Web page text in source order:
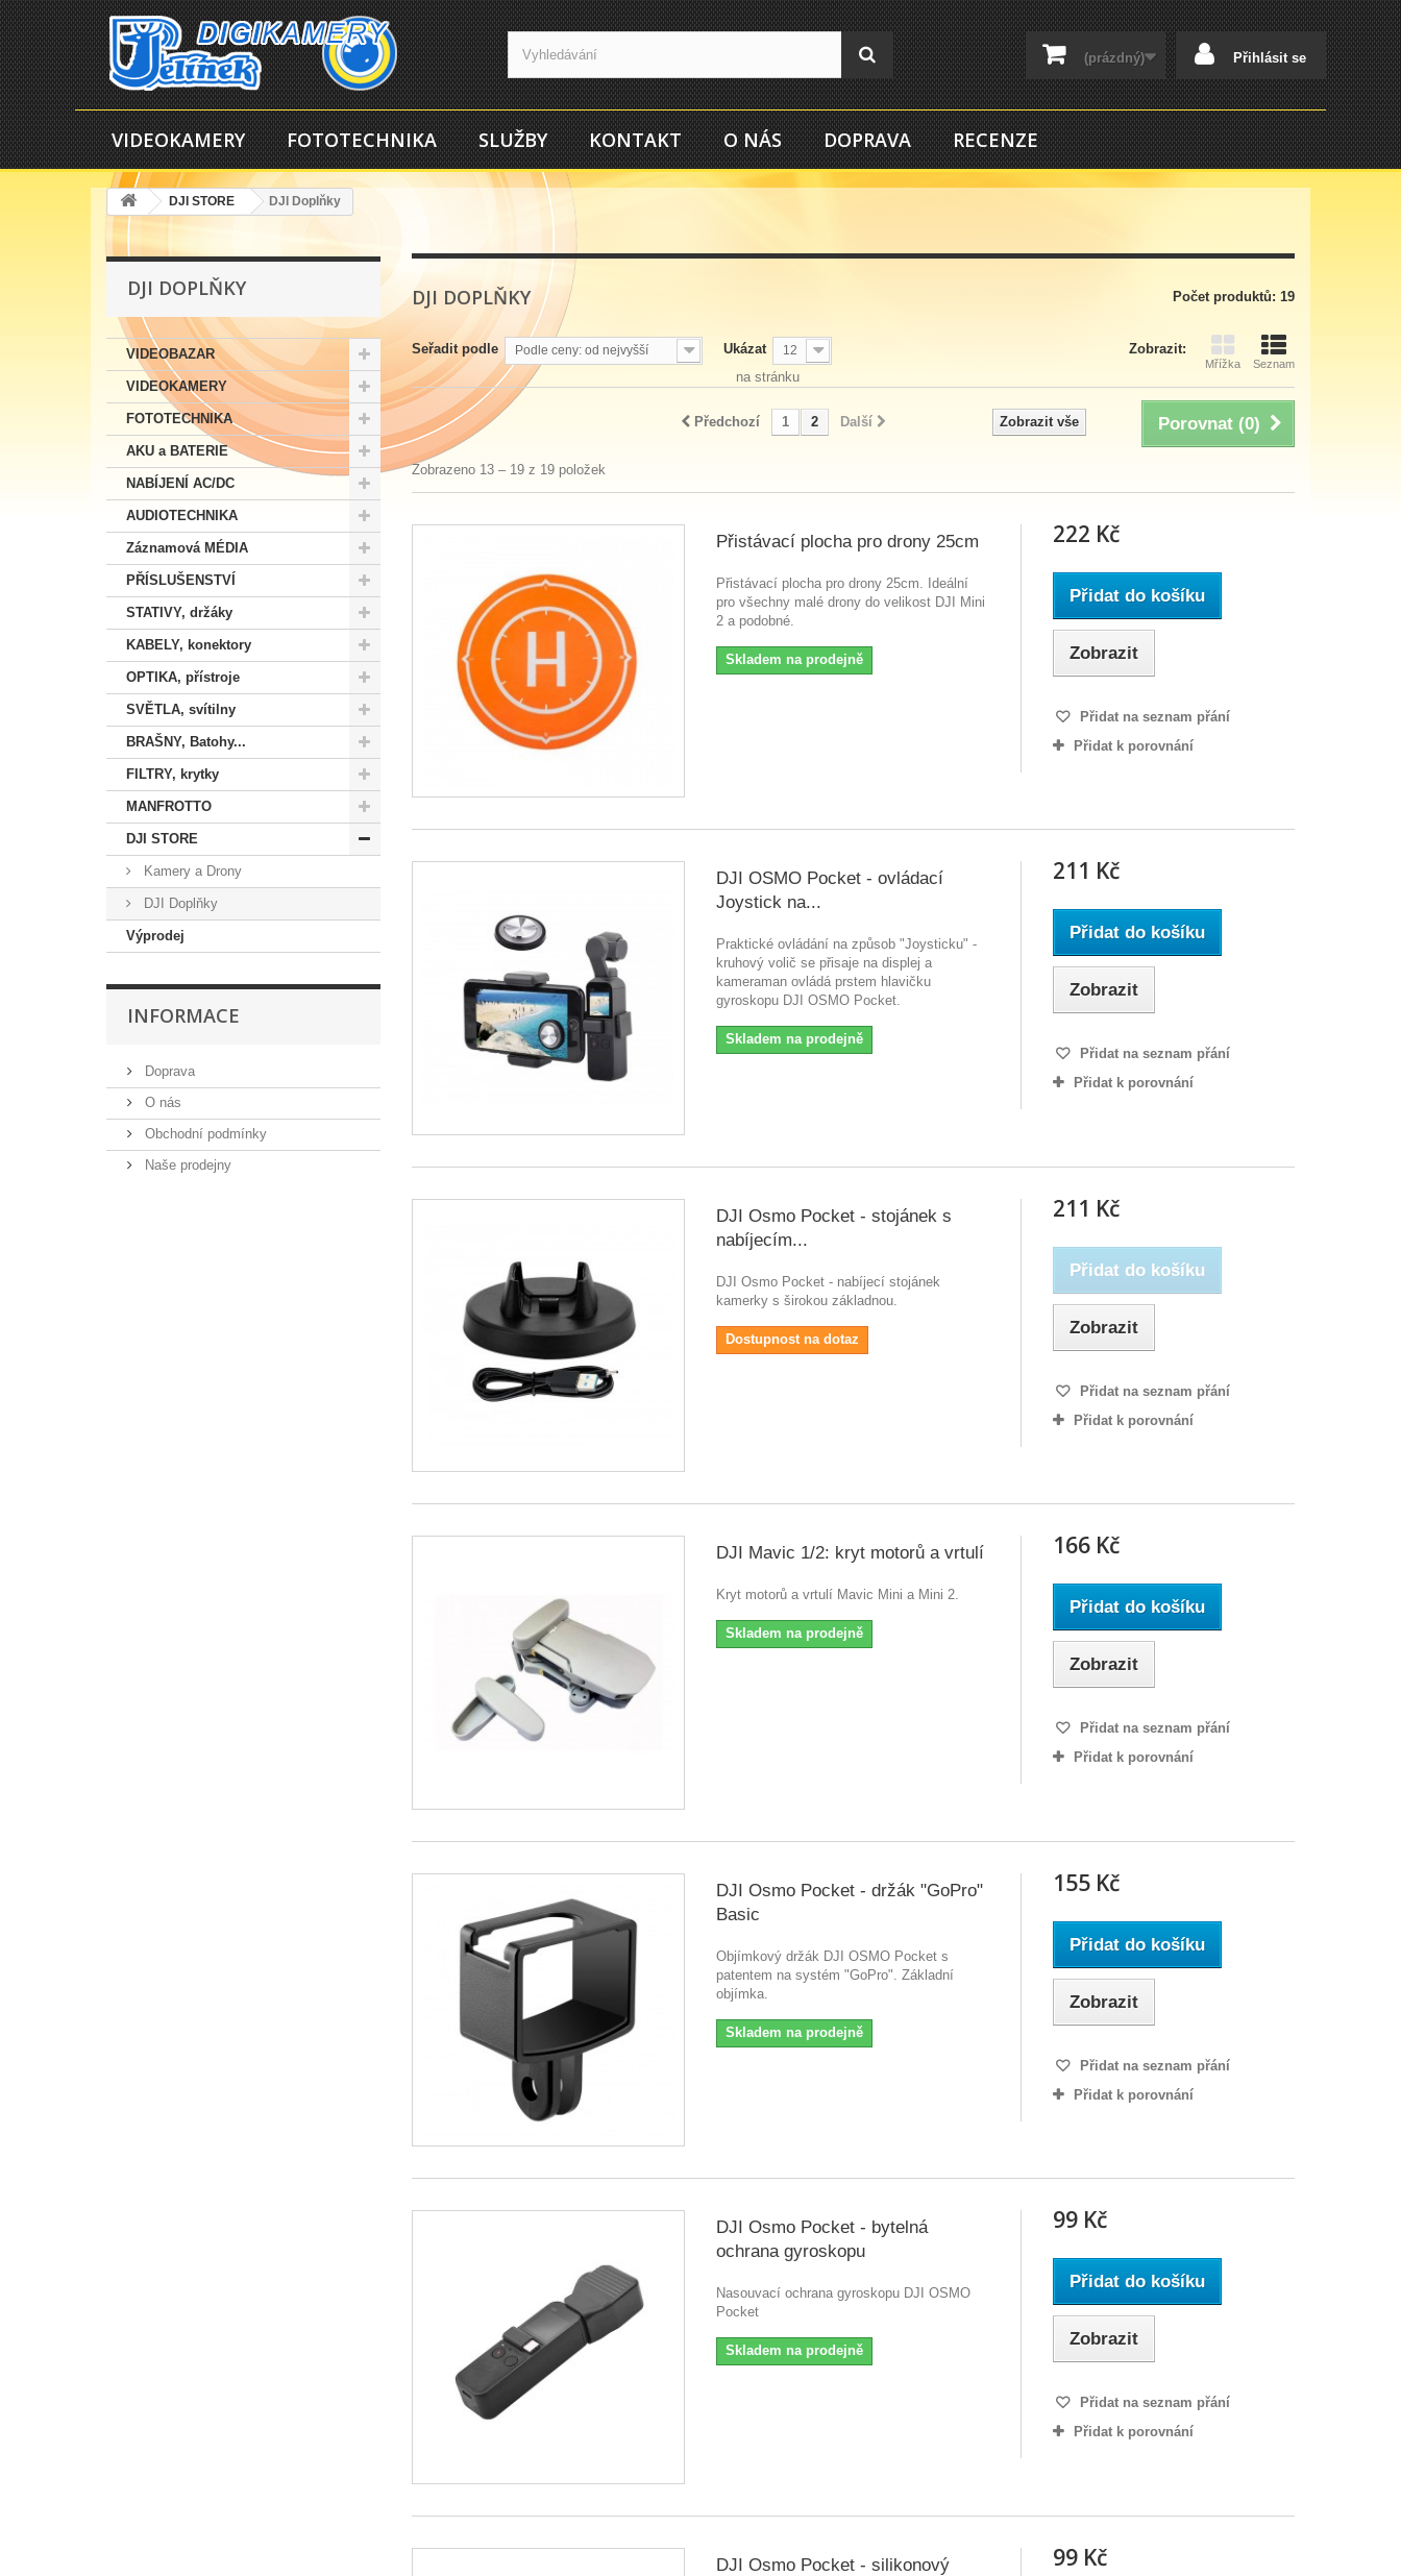
Přihlásit se
(prázdný)
VIDEOKAMERY FOTOTECHNIKA SLUŽBY KONTAKT O NÁS DOPRAVA RECENZE
DJI STORE DJI Doplňky
DJI DOPLŇKY
VIDEOBAZAR
VIDEOKAMERY
FOTOTECHNIKA
AKU a BATERIE
NABÍJENÍ AC/DC
AUDIOTECHNIKA
Záznamová MÉDIA
PŘÍSLUŠENSTVÍ
STATIVY, držáky
KABELY, konektory
OPTIKA, přístroje
SVĚTLA, svítilny
BRAŠNY, Batohy...
FILTRY, krytky
MANFROTTO
DJI STORE
Kamery a Drony
DJI Doplňky
Výprodej
INFORMACE
Doprava
O nás
Obchodní podmínky
Naše prodejny
DJI DOPLŇKY Počet produktů: 19
Zobrazit:
Mřížka Seznam
Seřadit podle Podle ceny: od nejvyšší Ukázat 12
na stránku
Porovnat (0)
Zobrazit vše
Předchozí 1 2 Další
Zobrazeno 13 – 19 z 19 položek
Přistávací plocha pro drony 25cm
Přistávací plocha pro drony 25cm. Ideální
pro všechny malé drony do velikost DJI Mini
2 a podobné.
Skladem na prodejně
222 Kč
Přidat do košíku
Zobrazit
Přidat na seznam přání
Přidat k porovnání
DJI OSMO Pocket - ovládací
Joystick na...
Praktické ovládání na způsob "Joysticku" -
kruhový volič se přisaje na displej a
kameraman ovládá prstem hlavičku
gyroskopu DJI OSMO Pocket.
Skladem na prodejně
211 Kč
Přidat do košíku
Zobrazit
Přidat na seznam přání
Přidat k porovnání
DJI Osmo Pocket - stojánek s
nabíjecím...
DJI Osmo Pocket - nabíjecí stojánek
kamerky s širokou základnou.
Dostupnost na dotaz
211 Kč
Přidat do košíku
Zobrazit
Přidat na seznam přání
Přidat k porovnání
DJI Mavic 1/2: kryt motorů a vrtulí
Kryt motorů a vrtulí Mavic Mini a Mini 2.
Skladem na prodejně
166 Kč
Přidat do košíku
Zobrazit
Přidat na seznam přání
Přidat k porovnání
DJI Osmo Pocket - držák "GoPro"
Basic
Objímkový držák DJI OSMO Pocket s
patentem na systém "GoPro". Základní
objímka.
Skladem na prodejně
155 Kč
Přidat do košíku
Zobrazit
Přidat na seznam přání
Přidat k porovnání
DJI Osmo Pocket - bytelná
ochrana gyroskopu
Nasouvací ochrana gyroskopu DJI OSMO
Pocket
Skladem na prodejně
99 Kč
Přidat do košíku
Zobrazit
Přidat na seznam přání
Přidat k porovnání
DJI Osmo Pocket - silikonový
99 Kč